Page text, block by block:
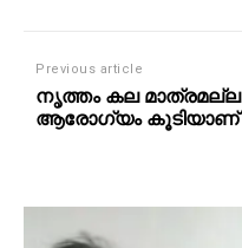
Previous article
നൃത്തം കല മാത്രമല്ല
ആരോഗ്യം കൂടിയാണ്